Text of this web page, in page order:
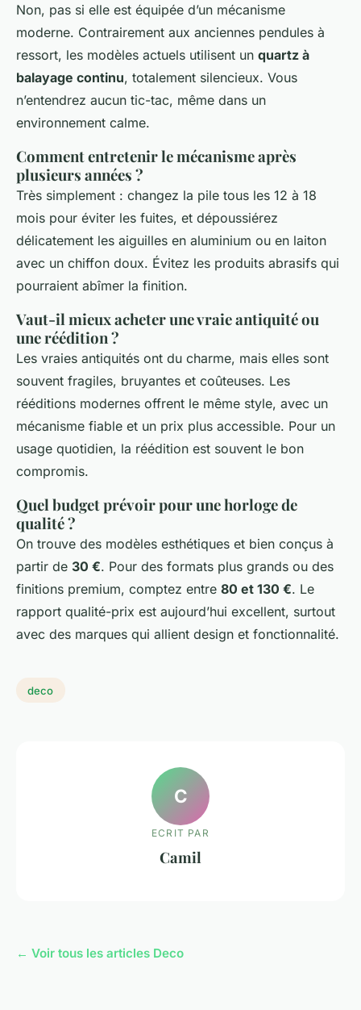
Non, pas si elle est équipée d’un mécanisme
moderne. Contrairement aux anciennes pendules à
ressort, les modèles actuels utilisent un quartz à
balayage continu, totalement silencieux. Vous
n’entendrez aucun tic-tac, même dans un
environnement calme.
Comment entretenir le mécanisme après
plusieurs années ?
Très simplement : changez la pile tous les 12 à 18
mois pour éviter les fuites, et dépoussiérez
délicatement les aiguilles en aluminium ou en laiton
avec un chiffon doux. Évitez les produits abrasifs qui
pourraient abîmer la finition.
Vaut-il mieux acheter une vraie antiquité ou
une réédition ?
Les vraies antiquités ont du charme, mais elles sont
souvent fragiles, bruyantes et coûteuses. Les
rééditions modernes offrent le même style, avec un
mécanisme fiable et un prix plus accessible. Pour un
usage quotidien, la réédition est souvent le bon
compromis.
Quel budget prévoir pour une horloge de
qualité ?
On trouve des modèles esthétiques et bien conçus à
partir de 30 €. Pour des formats plus grands ou des
finitions premium, comptez entre 80 et 130 €. Le
rapport qualité-prix est aujourd’hui excellent, surtout
avec des marques qui allient design et fonctionnalité.
deco
C
ECRIT PAR
Camil
← Voir tous les articles Deco